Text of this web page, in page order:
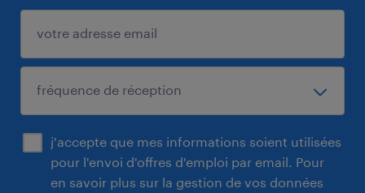
j'accepte que mes informations soient utilisées
pour l'envoi d'offres d'emploi par email. Pour
en savoir plus sur la gestion de vos données